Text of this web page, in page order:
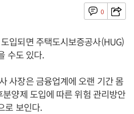
0
입되면 주택도시보증공사(HUG)
수도 있다.
사장은 금융업계에 오랜 기간 몸
양제 도입에 따른 위험 관리방안
로 보인다.